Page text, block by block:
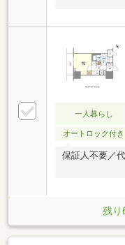
一人暮らし
オートロック付き
保証人不要／
残り